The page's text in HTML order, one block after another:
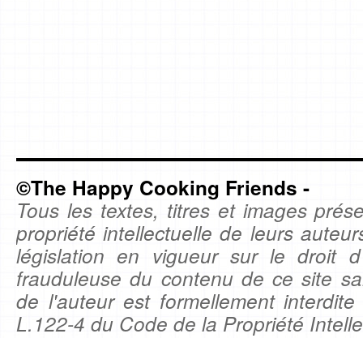
©The Happy Cooking Friends -
Tous les textes, titres et images
propriété intellectuelle de leurs
législation en vigueur sur le droit
frauduleuse du contenu de ce site
de l'auteur est formellement
L.122-4 du Code de la Propriété